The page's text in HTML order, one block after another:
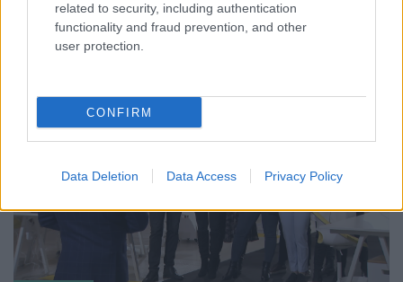
related to security, including authentication
functionality and fraud prevention, and other
user protection.
CONFIRM
Data Deletion Data Access Privacy Policy
Szenteste napján sem kell dolgozni az általános
munkarendben foglalkoztatottaknak.